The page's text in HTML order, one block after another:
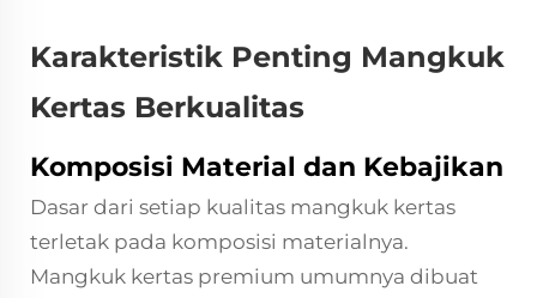
Karakteristik Penting Mangkuk
Kertas Berkualitas
Komposisi Material dan Kebajikan
Dasar dari setiap kualitas mangkuk kertas
terletak pada komposisi materialnya.
Mangkuk kertas premium umumnya dibuat